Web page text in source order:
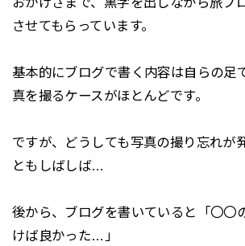
させてもらっています。
基本的にブログで書く内容は自らの足
真を撮るケースがほとんどです。
ですが、どうしても写真の撮り忘れが
ともしばしば…
後から、ブログを書いていると「〇〇
けば良かった…」